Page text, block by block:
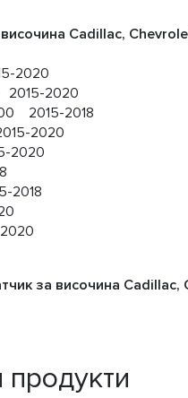
Cadillac,
2020
2015-2020
2015-2018
2020
2020
2018
за височина Cadillac,